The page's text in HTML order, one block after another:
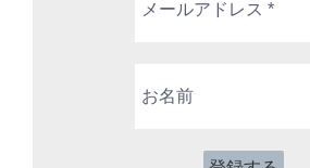
ー
*